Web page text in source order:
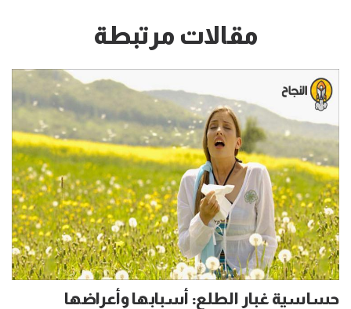
مقالات مرتبطة
حساسية غبار الطلع: أسبابها وأعراضها